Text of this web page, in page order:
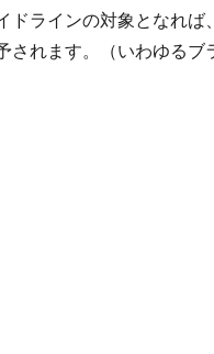
ラインの対象となれば
されます。（いわゆるブ